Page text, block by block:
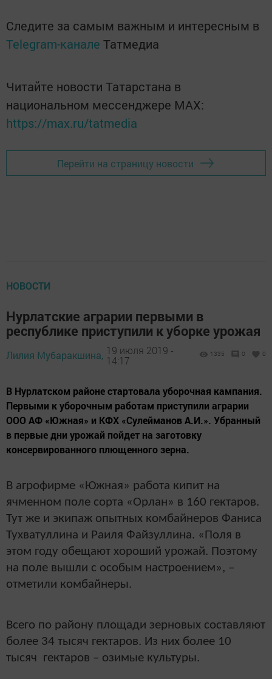
Следите за самым важным и интересным в
Telegram-канале Татмедиа
Читайте новости Татарстана в
национальном мессенджере MАХ:
https://max.ru/tatmedia
Перейти на страницу новости
НОВОСТИ
Нурлатские аграрии первыми в
республике приступили к уборке урожая
Лилия Мубаракшина, 19 июля 2019 -
14:17
1335 0 0
В Нурлатском районе стартовала уборочная кампания.
Первыми к уборочным работам приступили аграрии
ООО АФ «Южная» и КФХ «Сулейманов А.И.». Убранный
в первые дни урожай пойдет на заготовку
консервированного плющенного зерна.
В агрофирме «Южная» работа кипит на
ячменном поле сорта «Орлан» в 160 гектаров.
Тут же и экипаж опытных комбайнеров Фаниса
Тухватуллина и Раиля Файзуллина. «Поля в
этом году обещают хороший урожай. Поэтому
на поле вышли с особым настроением», –
отметили комбайнеры.
Всего по району площади зерновых составляют
более 34 тысяч гектаров. Из них более 10
тысяч гектаров – озимые культуры.